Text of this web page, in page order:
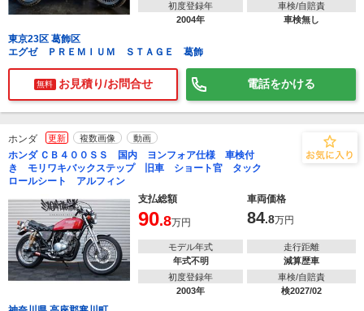
初度登録年
2004年
車検/自賠責
車検無し
東京23区 葛飾区
エグゼ ＰＲＥＭＩＵＭ ＳＴＡＧＥ 葛飾
無料 お見積り/お問合せ 電話をかける
ホンダ 更新 複数画像 動画
ホンダ ＣＢ４００ＳＳ 国内 ヨンフォア仕様 車検付
き モリワキバックステップ 旧車 ショート官 タック
ロールシート アルフィン
支払総額
車両価格
90.8万円 84.8万円
モデル年式
年式不明
走行距離
減算歴車
初度登録年
2003年
車検/自賠責
検2027/02